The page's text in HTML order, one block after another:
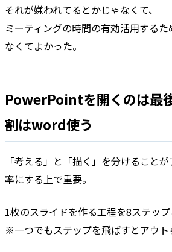
それが嫌われてるとかじゃなくて、
ミーティングの時間の有効活用する
なくてよかった。
PowerPointを開くのは最
割はword使う
「考える」と「描く」を分けること
率にする上で重要。
1枚のスライドを作る工程を8ステップ
※一つでもステップを飛ばすとアウト